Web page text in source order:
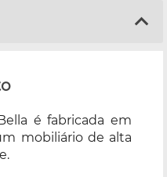
é fabricada em
mobiliário de alta